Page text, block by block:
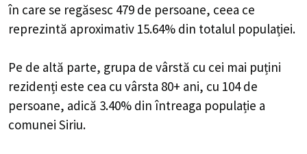
în care se regăsesc 479 de persoane, ceea ce
reprezintă aproximativ 15.64% din totalul populației.
Pe de altă parte, grupa de vârstă cu cei mai puțini
rezidenți este cea cu vârsta 80+ ani, cu 104 de
persoane, adică 3.40% din întreaga populație a
comunei Siriu.